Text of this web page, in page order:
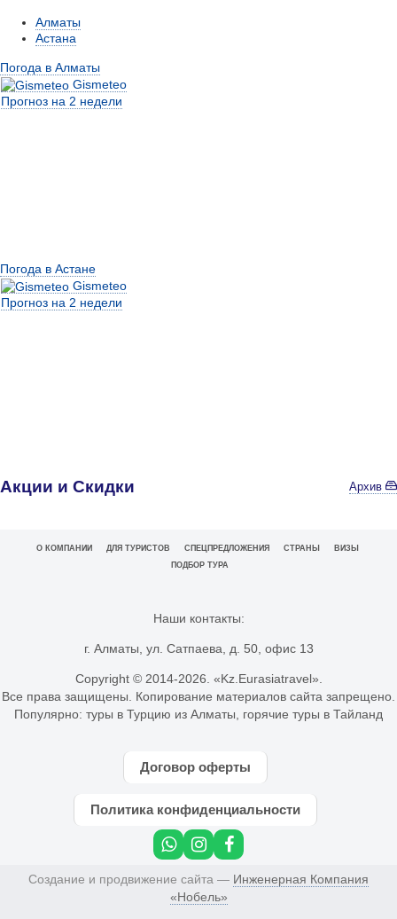
Алматы
Астана
Погода в Алматы
Gismeteo
Прогноз на 2 недели
Погода в Астане
Gismeteo
Прогноз на 2 недели
Акции и Скидки Архив
О КОМПАНИИ ДЛЯ ТУРИСТОВ СПЕЦПРЕДЛОЖЕНИЯ СТРАНЫ
ВИЗЫ
ПОДБОР ТУРА
Наши контакты:
г. Алматы, ул. Сатпаева, д. 50, офис 13
Copyright © 2014-2026. «Kz.Eurasiatravel».
Все права защищены. Копирование материалов сайта запрещено.
Популярно: туры в Турцию из Алматы горячие туры в Тайланд
Договор оферты
Политика конфиденциальности
Создание и продвижение сайта — Инженерная Компания
«Нобель»